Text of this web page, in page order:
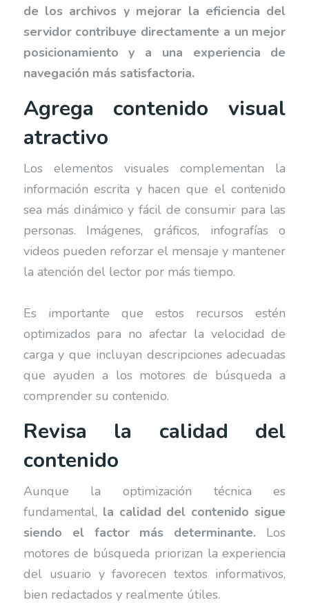
de los archivos y mejorar la eficiencia del
servidor contribuye directamente a un mejor
posicionamiento y a una experiencia de
navegación más satisfactoria.
Agrega contenido visual
atractivo
Los elementos visuales complementan la
información escrita y hacen que el contenido
sea más dinámico y fácil de consumir para las
personas. Imágenes, gráficos, infografías o
videos pueden reforzar el mensaje y mantener
la atención del lector por más tiempo.
Es importante que estos recursos estén
optimizados para no afectar la velocidad de
carga y que incluyan descripciones adecuadas
que ayuden a los motores de búsqueda a
comprender su contenido.
Revisa la calidad del
contenido
Aunque la optimización técnica es
fundamental, la calidad del contenido sigue
siendo el factor más determinante. Los
motores de búsqueda priorizan la experiencia
del usuario y favorecen textos informativos,
bien redactados y realmente útiles.